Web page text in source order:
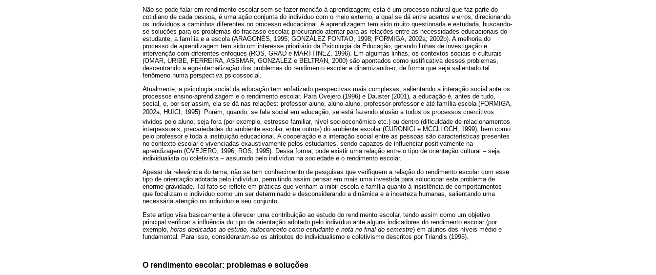
Não se pode falar em rendimento escolar sem se fazer menção à aprendizagem; esta é um processo natural que faz parte do
cotidiano de cada pessoa, é uma ação conjunta do indivíduo com o meio externo, a qual se dá entre acertos e erros, direcionando
os indivíduos a caminhos diferentes no processo educacional. A aprendizagem tem sido muito questionada e estudada, buscando-
se soluções para os problemas do fracasso escolar, procurando atentar para as relações entre as necessidades educacionais do
estudante, a família e a escola (ARAGONÉS, 1995; GONZÁLEZ FONTAO, 1998; FORMIGA, 2002a; 2002b). A melhoria do
processo de aprendizagem tem sido um interesse prioritário da Psicologia da Educação, gerando linhas de investigação e
intervenção com diferentes enfoques (ROS, GRAD e MARTTINEZ, 1996). Em algumas linhas, os contextos sociais e culturais
(OMAR, URIBE, FERREIRA, ASSMAR, GONZALEZ e BELTRAN, 2000) são apontados como justificativa desses problemas,
descentrando a ego-internalização dos problemas do rendimento escolar e dinamizando-o, de forma que seja salientado tal
fenômeno numa perspectiva psicossocial.
Atualmente, a psicologia social da educação tem enfatizado perspectivas mais complexas, salientando a interação social ante os
processos ensino-aprendizagem e o rendimento escolar. Para Ovejero (1996) e Dauster (2001), a educação é, antes de tudo,
social, e, por ser assim, ela se dá nas relações: professor-aluno, aluno-aluno, professor-professor e até família-escola (FORMIGA,
2002a; HUICI, 1995). Porém, quando, se fala social em educação, se está fazendo alusão a todos os processos coercitivos
vividos pelo aluno, seja fora (por exemplo, estresse familiar, nível socioeconômico etc.) ou dentro (dificuldade de relacionamentos
interpessoais, precariedades do ambiente escolar, entre outros) do ambiente escolar (CURONICI e MCCLLOCH, 1999), bem como
pelo professor e toda a instituição educacional. A cooperação e a interação social entre as pessoas são características presentes
no contexto escolar e vivenciadas exaustivamente pelos estudantes, sendo capazes de influenciar positivamente na
aprendizagem (OVEJERO, 1996; ROS, 1995). Dessa forma, pode existir uma relação entre o tipo de orientação cultural – seja
individualista ou coletivista – assumido pelo indivíduo na sociedade e o rendimento escolar.
Apesar da relevância do tema, não se tem conhecimento de pesquisas que verifiquem a relação do rendimento escolar com esse
tipo de orientação adotada pelo indivíduo, permitindo assim pensar em mais uma investida para solucionar este problema de
enorme gravidade. Tal fato se reflete em práticas que venham a inibir escola e família quanto à insistência de comportamentos
que focalizam o indivíduo como um ser determinado e desconsiderando a dinâmica e a incerteza humanas, salientando uma
necessária atenção no indivíduo e seu conjunto.
Este artigo visa basicamente a oferecer uma contribuição ao estudo do rendimento escolar, tendo assim como um objetivo
principal verificar a influência do tipo de orientação adotado pelo indivíduo ante alguns indicadores do rendimento escolar (por
exemplo, horas dedicadas ao estudo, autoconceito como estudante e nota no final do semestre) em alunos dos níveis médio e
fundamental. Para isso, consideraram-se os atributos do individualismo e coletivismo descritos por Triandis (1995).
O rendimento escolar: problemas e soluções